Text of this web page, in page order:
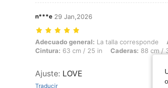
n***e 29 Jan,2026
Adecuado general: La talla corresponde, Altura:
Adecuado general: La talla corresponde
Cintura: 63 cm / 25 in Caderas: 88 cm /
Ajuste: LOVE
Traducir